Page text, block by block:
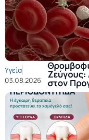
Υγεία
03.08.2026
Ζεύγους:
στον